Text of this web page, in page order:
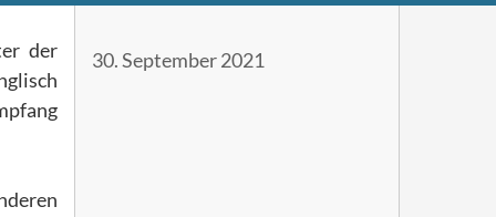
der
30. September 2021